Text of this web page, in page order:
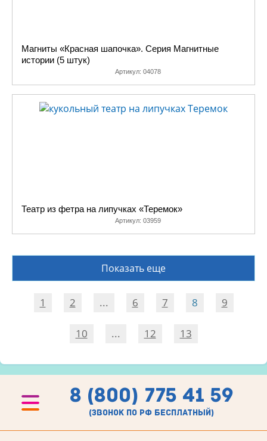
Магниты «Красная шапочка». Серия Магнитные
истории (5 штук)
Артикул: 04078
Театр из фетра на липучках «Теремок»
Артикул: 03959
Показать еще
1 2 ... 6 7 8 9
10 ... 12 13
8 (800) 775 41 59
(звонок по рф бесплатный)